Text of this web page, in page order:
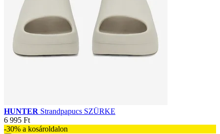
HUNTER Strandpapucs SZÜRKE
6 995 Ft
-30% a kosároldalon